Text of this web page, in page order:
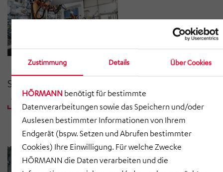
Zustimmung Details Über Cookies
HÖRMANN benötigt für bestimmte
Datenverarbeitungen sowie das Speichern und/oder
Auslesen bestimmter Informationen von Ihrem
Endgerät (bspw. Setzen und Abrufen bestimmter
Cookies) Ihre Einwilligung. Für welche Zwecke
HÖRMANN die Daten verarbeiten und die
Saarland
DOWNLOAD ZIP